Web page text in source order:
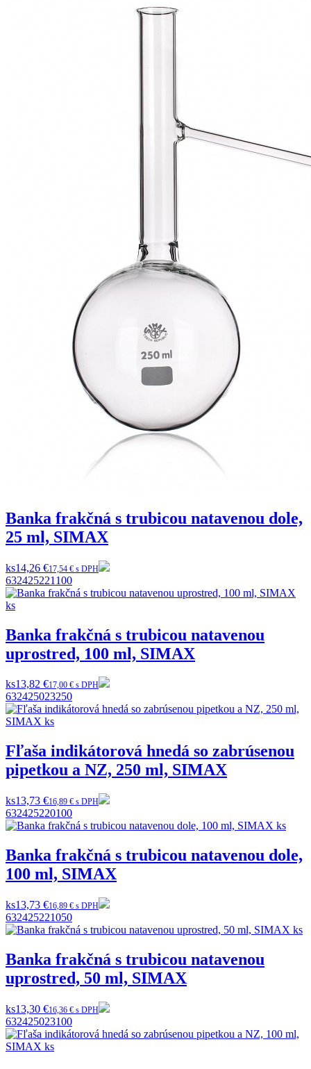
Banka frakčná s trubicou natavenou dole,
25 ml, SIMAX
ks14,26 €17,54 € s DPH
632425221100
Banka frakčná s trubicou natavenou
uprostred, 100 ml, SIMAX
ks13,82 €17,00 € s DPH
632425023250
Fľaša indikátorová hnedá so zabrúsenou
pipetkou a NZ, 250 ml, SIMAX
ks13,73 €16,89 € s DPH
632425220100
Banka frakčná s trubicou natavenou dole,
100 ml, SIMAX
ks13,73 €16,89 € s DPH
632425221050
Banka frakčná s trubicou natavenou
uprostred, 50 ml, SIMAX
ks13,30 €16,36 € s DPH
632425023100